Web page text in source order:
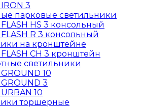
3
парковые светильники
FLASH HS 3 консольный
FLASH R 3 консольный
на кронштейне
FLASH CН 3 кронштейн
светильники
10
GROUND 3
10
торшерные